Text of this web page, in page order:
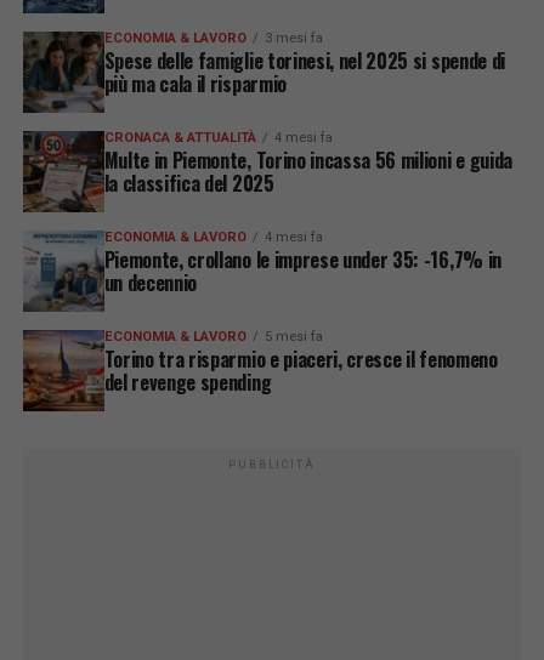
ECONOMIA & LAVORO 3 mesi fa
Spese delle famiglie torinesi, nel 2025 si spende di
più ma cala il risparmio
CRONACA & ATTUALITÀ 4 mesi fa
Multe in Piemonte, Torino incassa 56 milioni e guida
la classifica del 2025
ECONOMIA & LAVORO 4 mesi fa
Piemonte, crollano le imprese under 35: -16,7% in
un decennio
ECONOMIA & LAVORO 5 mesi fa
Torino tra risparmio e piaceri, cresce il fenomeno
del revenge spending
PUBBLICITÀ